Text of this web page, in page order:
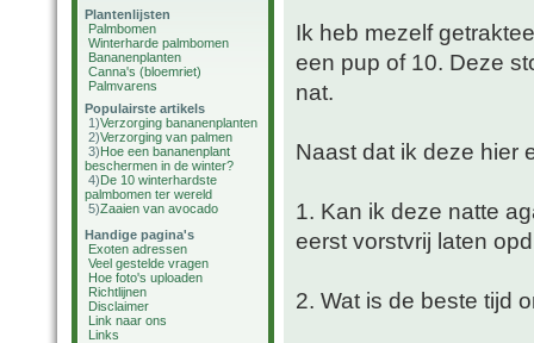
Plantenlijsten
Palmbomen
Winterharde palmbomen
Bananenplanten
Canna's (bloemriet)
Palmvarens
Populairste artikels
1)Verzorging bananenplanten
2)Verzorging van palmen
3)Hoe een bananenplant
beschermen in de winter?
4)De 10 winterhardste
palmbomen ter wereld
5)Zaaien van avocado
Handige pagina's
Exoten adressen
Veel gestelde vragen
Hoe foto's uploaden
Richtlijnen
Disclaimer
Link naar ons
Links
Ik heb mezelf
een pup of 10. Deze
nat.
Naast dat ik deze hier
1. Kan ik deze natte
eerst vorstvrij laten
2. Wat is de beste tijd